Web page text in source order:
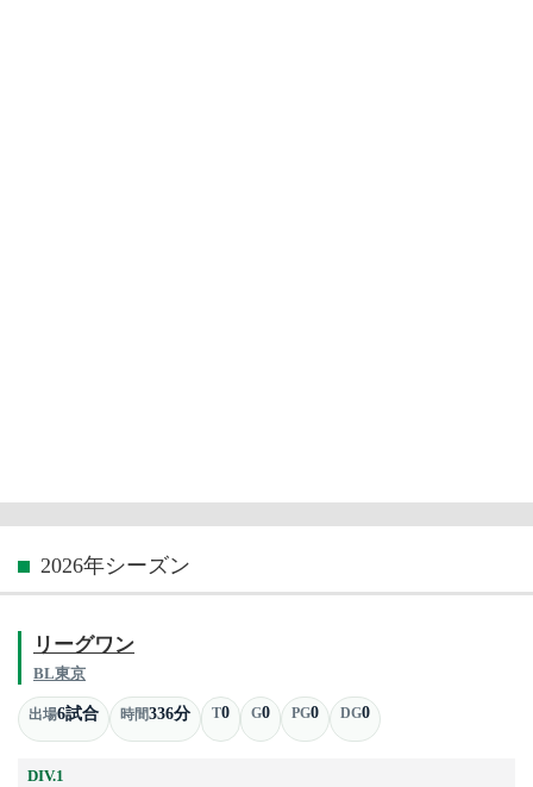
2026年シーズン
リーグワン
BL東京
出場6試合 時間336分 T0 G0 PG0 DG0
DIV.1